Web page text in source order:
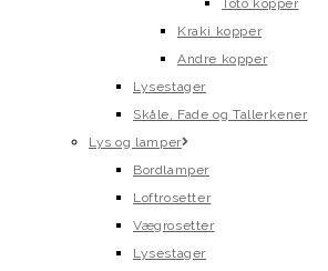
Toto kopper
Kraki kopper
Andre kopper
Lysestager
Skåle, Fade og Tallerkener
Lys og lamper
Bordlamper
Loftrosetter
Vægrosetter
Lysestager